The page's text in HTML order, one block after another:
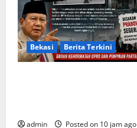
Bekasi Berita Terkini
admin Posted on 10 jam ago